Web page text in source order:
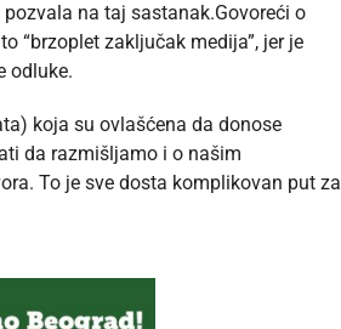
na taj sastanak.Govoreći o
“brzoplet zaključak medija”, jer je
odluke.
koja su ovlašćena da donose
da razmišljamo i o našim
To je sve dosta komplikovan put za